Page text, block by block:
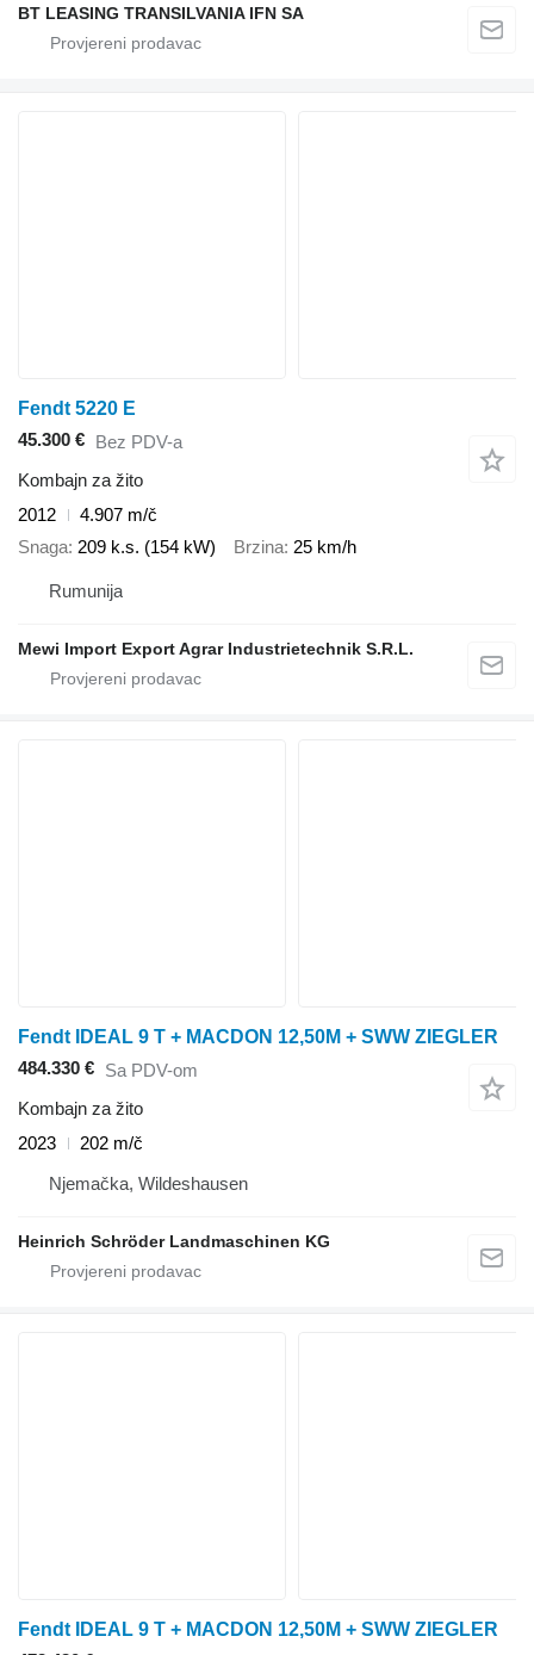
BT LEASING TRANSILVANIA IFN SA
Fendt 5220 E
45.300 € Bez PDV-a
Kombajn za žito
2012
4.907 m/č
Snaga 209 k.s. (154 kW) Brzina 25 km/h
Rumunija
Mewi Import Export Agrar Industrietechnik S.R.L.
Fendt IDEAL 9 T + MACDON 12,50M + SWW ZIEGLER
484.330 € Sa PDV-om
Kombajn za žito
2023
202 m/č
Njemačka, Wildeshausen
Heinrich Schröder Landmaschinen KG
Fendt IDEAL 9 T + MACDON 12,50M + SWW ZIEGLER